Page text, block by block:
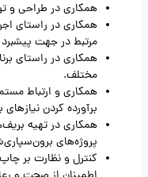
همکاری در طراحی و
همکاری در راستای
مرتبط در جهت
همکاری در راستای
مختلف.
همکاری و ارتباط
برآورده کردن نیازهای
همکاری در تهیه
پروژه‌های
کنترل و نظارت بر